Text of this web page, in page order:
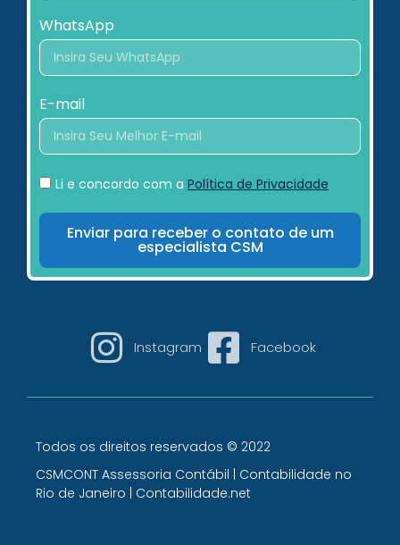
WhatsApp
E-mail
Li e concordo com a Política de Privacidade
Enviar para receber o contato de um
especialista CSM
Instagram Facebook
Todos os direitos reservados © 2022
CSMCONT Assessoria Contábil | Contabilidade no
Rio de Janeiro | Contabilidade.net